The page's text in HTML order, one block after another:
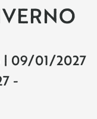
09/01/2027
-